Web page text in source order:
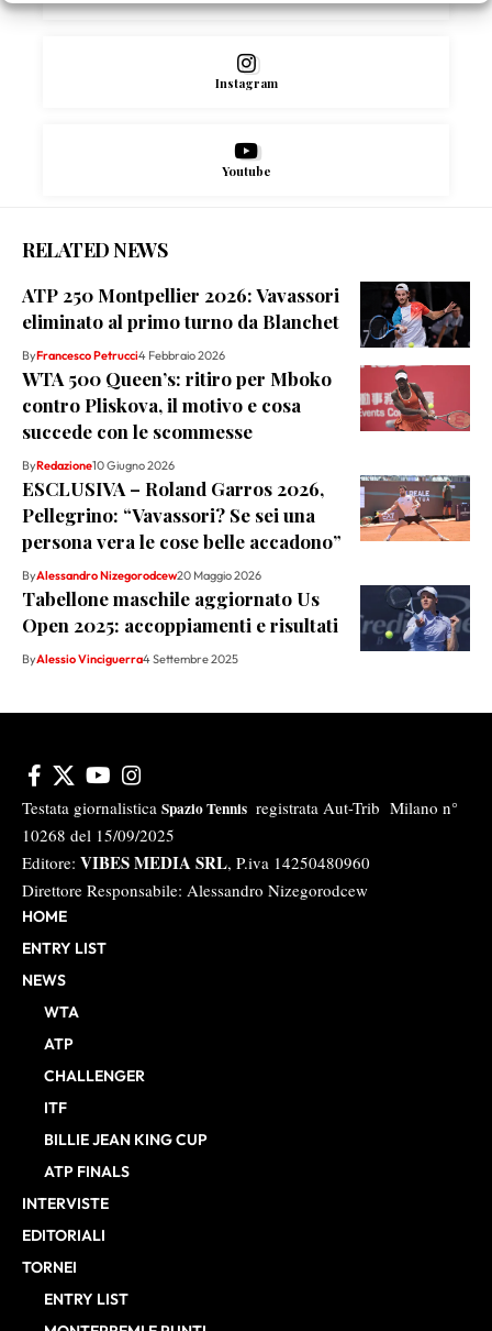
Instagram
Youtube
RELATED NEWS
ATP 250 Montpellier 2026: Vavassori
eliminato al primo turno da Blanchet
ByFrancesco Petrucci4 Febbraio 2026
WTA 500 Queen’s: ritiro per Mboko
contro Pliskova, il motivo e cosa
succede con le scommesse
ByRedazione10 Giugno 2026
ESCLUSIVA – Roland Garros 2026,
Pellegrino: “Vavassori? Se sei una
persona vera le cose belle accadono”
ByAlessandro Nizegorodcew20 Maggio 2026
Tabellone maschile aggiornato Us
Open 2025: accoppiamenti e risultati
ByAlessio Vinciguerra4 Settembre 2025
Testata giornalistica Spazio Tennis registrata Aut-Trib Milano n°
10268 del 15/09/2025
Editore: VIBES MEDIA SRL, P.iva 14250480960
Direttore Responsabile: Alessandro Nizegorodcew
HOME
ENTRY LIST
NEWS
WTA
ATP
CHALLENGER
ITF
BILLIE JEAN KING CUP
ATP FINALS
INTERVISTE
EDITORIALI
TORNEI
ENTRY LIST